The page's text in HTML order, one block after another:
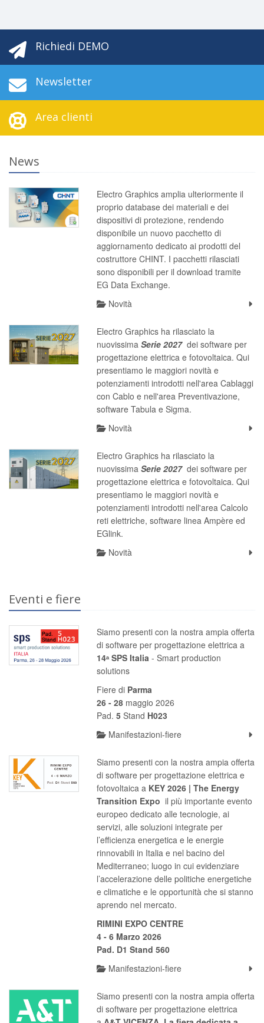
Richiedi DEMO
Newsletter
Area clienti
News
Electro Graphics amplia ulteriormente il
proprio database dei materiali e dei
dispositivi di protezione, rendendo
disponibile un nuovo pacchetto di
aggiornamento dedicato ai prodotti del
costruttore CHINT. I pacchetti rilasciati
sono disponibili per il download tramite
EG Data Exchange.
Novità
Electro Graphics ha rilasciato la
nuovissimaSerie 2027 dei software per
progettazione elettrica e fotovoltaica. Qui
presentiamo le maggiori novità e
potenziamenti introdotti nell'area Cablaggi
con Cablo e nell'area Preventivazione,
software Tabula e Sigma.
Novità
Electro Graphics ha rilasciato la
nuovissimaSerie 2027dei software per
progettazione elettrica e fotovoltaica. Qui
presentiamo le maggiori novità e
potenziamenti introdotti nell'area Calcolo
reti elettriche, software linea Ampère ed
EGlink.
Novità
Eventi e fiere
Siamo presenti con la nostra ampia offerta
di software per progettazione elettrica a
14ᵃ SPS Italia - Smart production
solutions
Fiere di Parma
26 - 28 maggio 2026
Pad. 5Stand H023
Manifestazioni-fiere
Siamo presenti con la nostra ampia offerta
di software per progettazione elettrica e
fotovoltaica a KEY 2026 | The Energy
Transition Expo il più importante evento
europeo dedicato alle tecnologie, ai
servizi, alle soluzioni integrate per
l’efficienza energetica e le energie
rinnovabili in Italia e nel bacino del
Mediterraneo; luogo in cui evidenziare
l’accelerazione delle politiche energetiche
e climatiche e le opportunità che si stanno
aprendo nel mercato.
RIMINI EXPO CENTRE
4 - 6 Marzo 2026
Pad. D1 Stand 560
Manifestazioni-fiere
Siamo presenti con la nostra ampia offerta
di software per progettazione elettrica